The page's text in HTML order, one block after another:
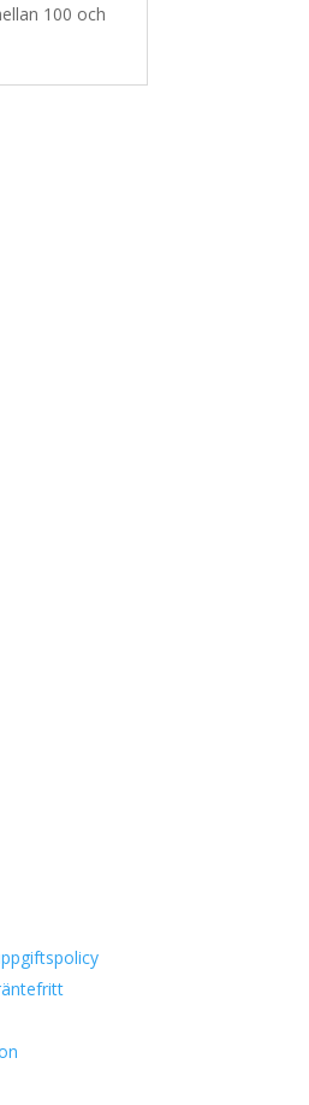
100 och